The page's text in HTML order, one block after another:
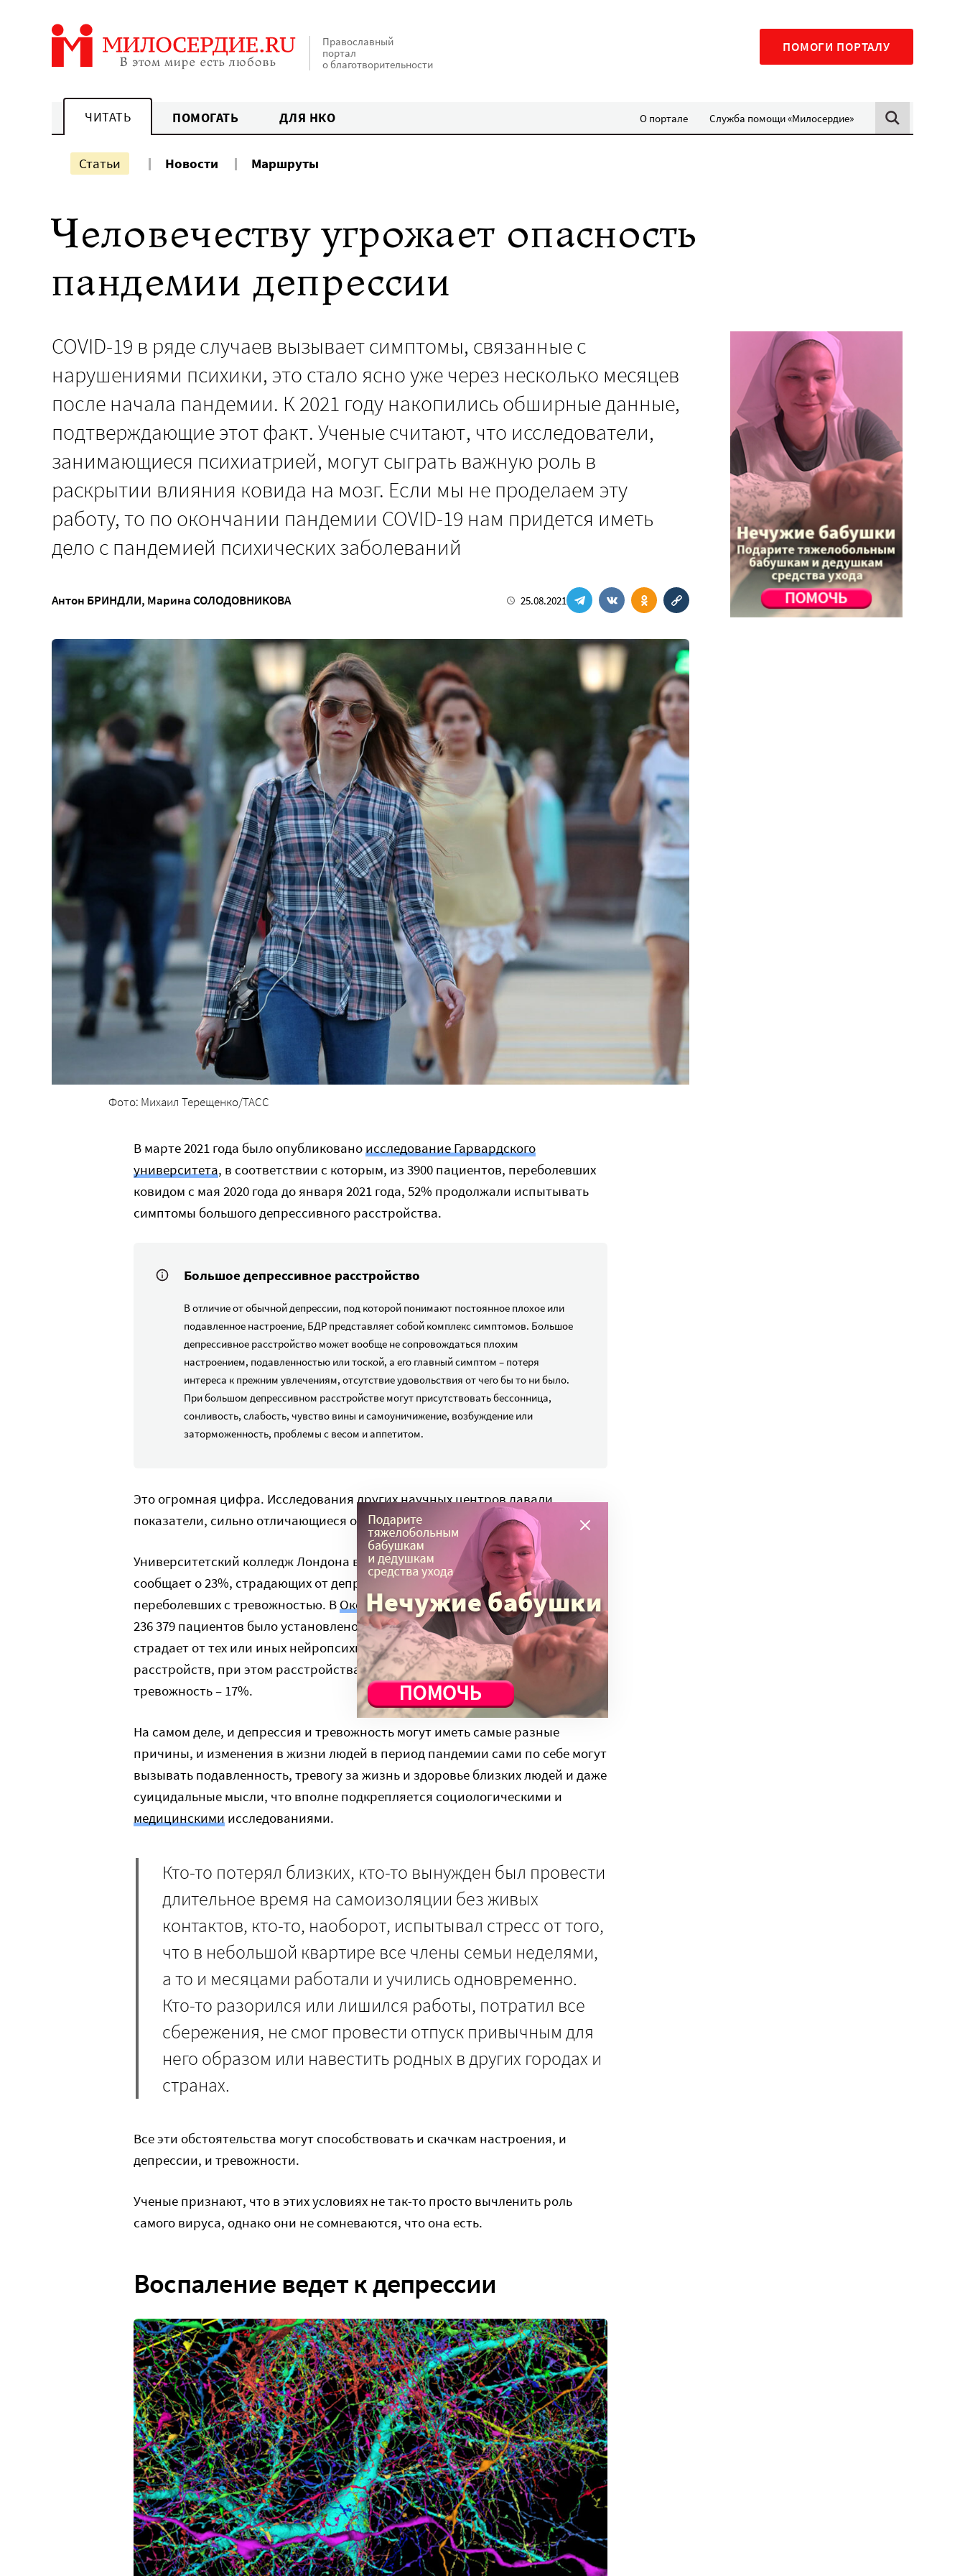
Православный
портал
о благотворительности
ПОМОГИ ПОРТАЛУ
ЧИТАТЬ ПОМОГАТЬ ДЛЯ НКО О портале Служба помощи «Милосердие»
Статьи Новости Маршруты
Человечеству угрожает опасность
пандемии депрессии
COVID-19 в ряде случаев вызывает симптомы, связанные с
нарушениями психики, это стало ясно уже через несколько месяцев
после начала пандемии. К 2021 году накопились обширные данные,
подтверждающие этот факт. Ученые считают, что исследователи,
занимающиеся психиатрией, могут сыграть важную роль в
раскрытии влияния ковида на мозг. Если мы не проделаем эту
работу, то по окончании пандемии COVID-19 нам придется иметь
дело с пандемией психических заболеваний
Антон БРИНДЛИ, Марина СОЛОДОВНИКОВА 25.08.2021
Фото: Михаил Терещенко/ТАСС
В марте 2021 года было опубликованоисследование Гарвардского
университета, в соответствии с которым, из 3900 пациентов, переболевших
ковидом с мая 2020 года до января 2021 года, 52% продолжали испытывать
симптомы большого депрессивного расстройства.
Большое депрессивное расстройство
В отличие от обычной депрессии, под которой понимают постоянное плохое или
подавленное настроение, БДР представляет собой комплекс симптомов. Большое
депрессивное расстройство может вообще не сопровождаться плохим
настроением, подавленностью или тоской, а его главный симптом – потеря
интереса к прежним увлечениям, отсутствие удовольствия от чего бы то ни было.
При большом депрессивном расстройстве могут присутствовать бессонница,
сонливость, слабость, чувство вины и самоуничижение, возбуждение или
заторможенность, проблемы с весом и аппетитом.
Это огромная цифра. Исследования других научных центров давали
показатели, сильно отличающиеся от гарвардских данных.
Университетский колледж Лондона в своемиюньском исследовании
сообщает о 23%, страдающих от депрессии после ковида, и о 16%
переболевших с тревожностью. ВОксфордском исследованиис выборкой в
236 379 пациентов было установлено, что почти 34% переболевших ковидом
страдает от тех или иных нейропсихиатрических симптомов или
расстройств, при этом расстройства настроения составляют 14%,
тревожность – 17%.
На самом деле, и депрессия и тревожность могут иметь самые разные
причины, и изменения в жизни людей в период пандемии сами по себе могут
вызывать подавленность, тревогу за жизнь и здоровье близких людей и даже
суицидальные мысли, что вполне подкрепляется социологическими и
медицинскими исследованиями.
Кто-то потерял близких, кто-то вынужден был провести
длительное время на самоизоляции без живых
контактов, кто-то, наоборот, испытывал стресс от того,
что в небольшой квартире все члены семьи неделями,
а то и месяцами работали и учились одновременно.
Кто-то разорился или лишился работы, потратил все
сбережения, не смог провести отпуск привычным для
него образом или навестить родных в других городах и
странах.
Все эти обстоятельства могут способствовать и скачкам настроения, и
депрессии, и тревожности.
Ученые признают, что в этих условиях не так-то просто вычленить роль
самого вируса, однако они не сомневаются, что она есть.
Воспаление ведет к депрессии